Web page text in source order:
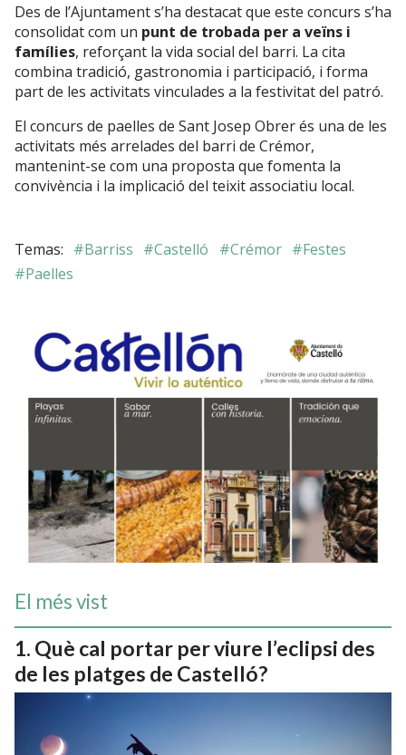
Des de l’Ajuntament s’ha destacat que este concurs s’ha
consolidat com un punt de trobada per a veïns i
famílies, reforçant la vida social del barri. La cita
combina tradició, gastronomia i participació, i forma
part de les activitats vinculades a la festivitat del patró.
El concurs de paelles de Sant Josep Obrer és una de les
activitats més arrelades del barri de Crémor,
mantenint-se com una proposta que fomenta la
convivència i la implicació del teixit associatiu local.
#Barriss #Castelló #Crémor #Festes
#Paelles
El més vist
Què cal portar per viure l’eclipsi des
de les platges de Castelló?